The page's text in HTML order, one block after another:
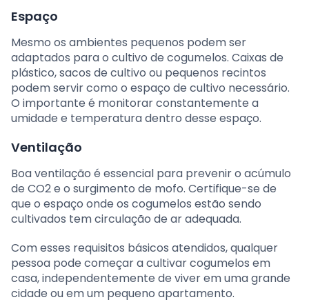
Espaço
Mesmo os ambientes pequenos podem ser
adaptados para o cultivo de cogumelos. Caixas de
plástico, sacos de cultivo ou pequenos recintos
podem servir como o espaço de cultivo necessário.
O importante é monitorar constantemente a
umidade e temperatura dentro desse espaço.
Ventilação
Boa ventilação é essencial para prevenir o acúmulo
de CO2 e o surgimento de mofo. Certifique-se de
que o espaço onde os cogumelos estão sendo
cultivados tem circulação de ar adequada.
Com esses requisitos básicos atendidos, qualquer
pessoa pode começar a cultivar cogumelos em
casa, independentemente de viver em uma grande
cidade ou em um pequeno apartamento.